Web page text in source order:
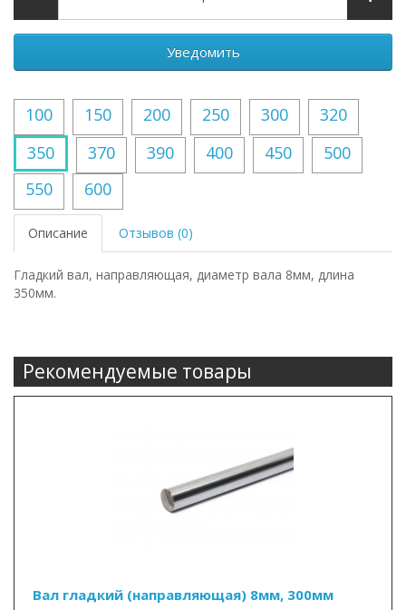
Уведомить
100 150 200 250 300
320
350
370 390 400 450
500
550
600
Описание Отзывов (0)
Гладкий вал, направляющая, диаметр вала 8мм, длина
350мм.
Рекомендуемые товары
Вал гладкий (направляющая) 8мм, 300мм